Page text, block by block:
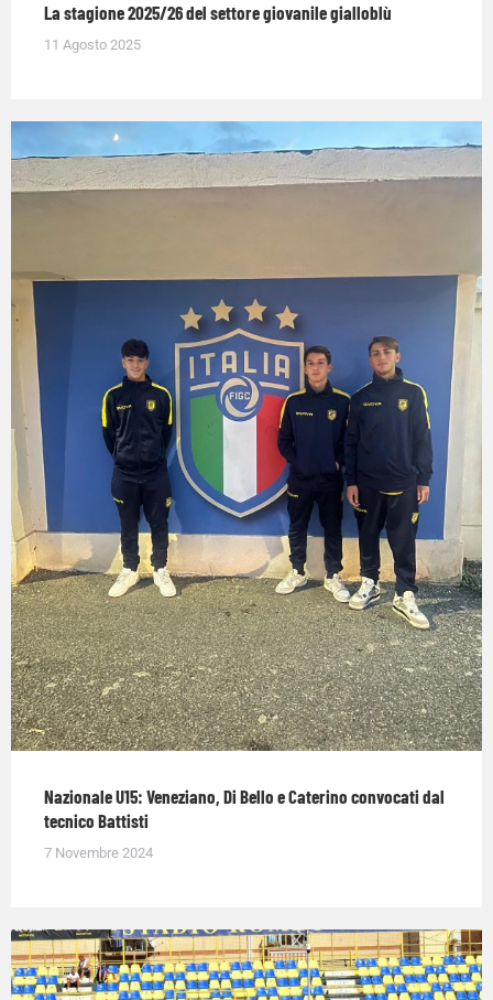
La stagione 2025/26 del settore giovanile gialloblù
11 Agosto 2025
Nazionale U15: Veneziano, Di Bello e Caterino convocati dal
tecnico Battisti
7 Novembre 2024